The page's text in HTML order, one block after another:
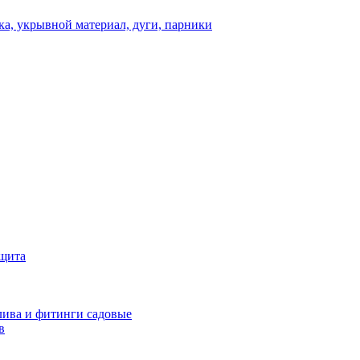
укрывной материал, дуги, парники
и фитинги садовые